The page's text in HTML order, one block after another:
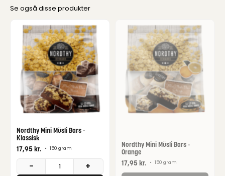
Se også disse produkter
Nordthy Mini Müsli Bars -
Klassisk
17,95kr. • 150 gram
− +
Nordthy Mini Müsli Bars -
Orange
17,95kr. • 150 gram